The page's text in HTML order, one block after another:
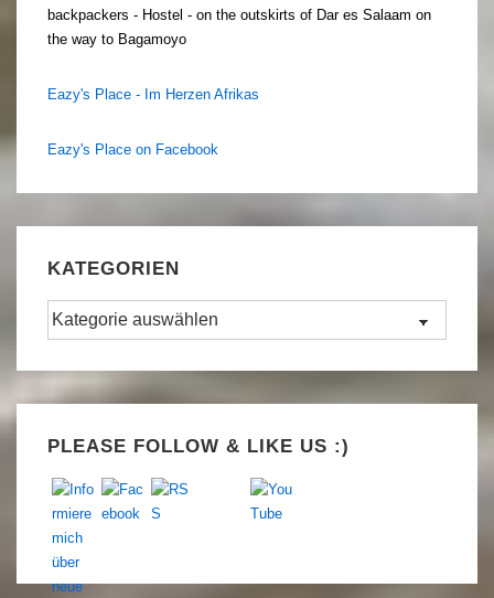
backpackers - Hostel - on the outskirts of Dar es Salaam on
the way to Bagamoyo
Eazy's Place - Im Herzen Afrikas
Eazy's Place on Facebook
KATEGORIEN
Kategorien
PLEASE FOLLOW & LIKE US :)